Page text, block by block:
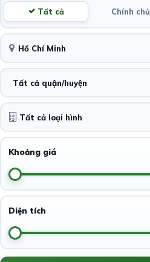
Tất cả Chính chủ
Hồ Chí Minh
Tất cả quận/huyện
Khoảng giá
Diện tích